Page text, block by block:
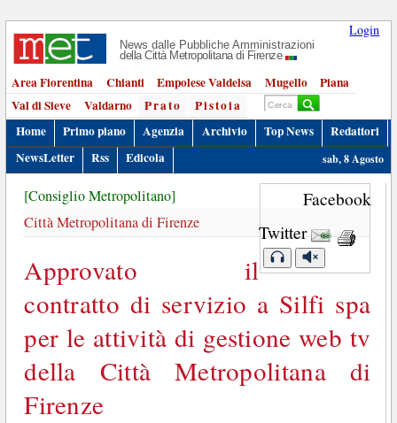
Login
News dalle Pubbliche Amministrazioni
della Città Metropolitana di Firenze
Area Fiorentina Chianti Empolese Valdelsa Mugello
Piana
Val di Sieve
Valdarno Prato
Pistoia
Home
Primo piano Agenzia Archivio Top News
Redattori
NewsLetter
Rss Edicola sab, 8 Agosto
Facebook
Twitter
[Consiglio Metropolitano]
Città Metropolitana di Firenze
Approvato il
contratto di servizio a Silfi spa
per le attività di gestione web tv
della Città Metropolitana di
Firenze